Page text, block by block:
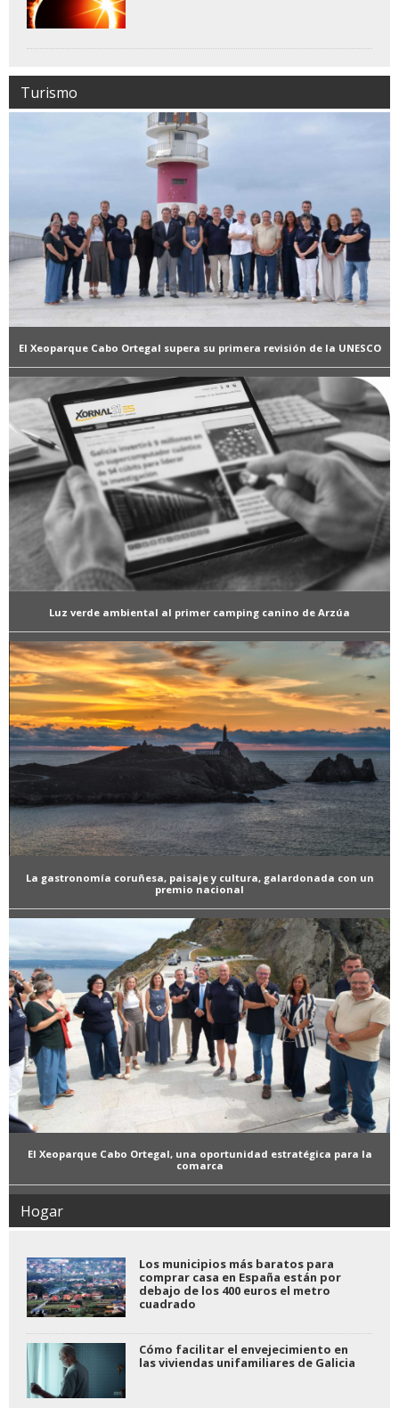
Turismo
El Xeoparque Cabo Ortegal supera su primera revisión de la UNESCO
Luz verde ambiental al primer camping canino de Arzúa
La gastronomía coruñesa, paisaje y cultura, galardonada con un
premio nacional
El Xeoparque Cabo Ortegal, una oportunidad estratégica para la
comarca
Hogar
Los municipios más baratos para
comprar casa en España están por
debajo de los 400 euros el metro
cuadrado
Cómo facilitar el envejecimiento en
las viviendas unifamiliares de Galicia